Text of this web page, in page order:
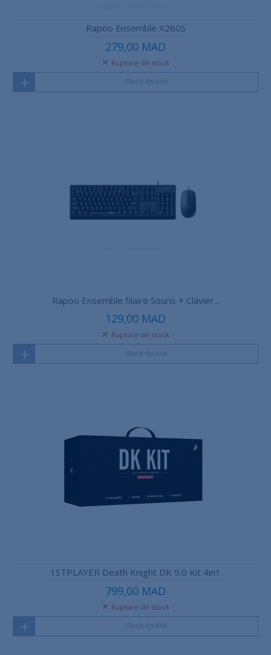
Rapoo Ensemble X260S
279,00 MAD
Rupture de stock
Stock épuisé
Rapoo Ensemble filaire Souris + Clavier...
129,00 MAD
Rupture de stock
Stock épuisé
1STPLAYER Death Knight DK 9.0 Kit 4in1
799,00 MAD
Rupture de stock
Stock épuisé